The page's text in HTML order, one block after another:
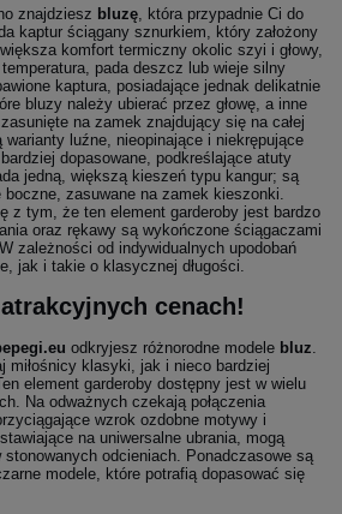
znajdziesz bluzę , która przypadnie Ci do
kaptur ściągany sznurkiem, który założony
komfort termiczny okolic szyi i głowy,
pada deszcz lub wieje silny
kaptura, posiadające jednak delikatnie
bluzy należy ubierać przez głowę, a inne
na zamek znajdujący się na całej
warianty luźne, nieopinające i niekrępujące
dopasowane, podkreślające atuty
jedną, większą kieszeń typu kangur; są
zasuwane na zamek kieszonki.
z tym, że ten element garderoby jest bardzo
oraz rękawy są wykończone ściągaczami
zależności od indywidualnych upodobań
jak i takie o klasycznej długości.
cenach!
odkryjesz różnorodne modele bluz
miłośnicy klasyki, jak i nieco bardziej
element garderoby dostępny jest w wielu
Na odważnych czekają połączenia
wzrok ozdobne motywy i
na uniwersalne ubrania, mogą
stonowanych odcieniach. Ponadczasowe są
modele, które potrafią dopasować się